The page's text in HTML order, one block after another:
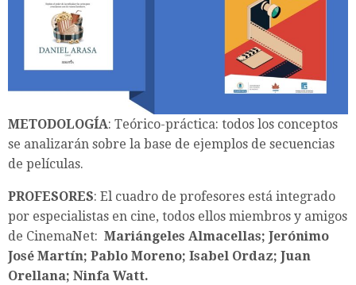
METODOLOGÍA: Teórico-práctica: todos los conceptos
se analizarán sobre la base de ejemplos de secuencias
de películas.
PROFESORES: El cuadro de profesores está integrado
por especialistas en cine, todos ellos miembros y amigos
de CinemaNet: Mariángeles Almacellas; Jerónimo
José Martín; Pablo Moreno; Isabel Ordaz; Juan
Orellana; Ninfa Watt.